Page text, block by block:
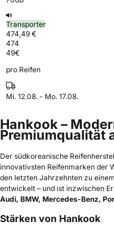
Transporter
474,49 €
474
49€
pro Reifen
Mi. 12.08. - Mo. 17.08.
Hankook –
Premiumqualität
Der südkoreanische
innovativsten Reifenmarken der
den letzten Jahrzehnten zu einem
entwickelt – und ist inzwischen
Audi, BMW, Mercedes-Benz,
Stärken von Hankook